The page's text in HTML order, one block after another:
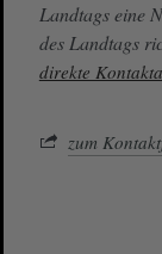
Landtags eine
des Landtags
direkte
zum